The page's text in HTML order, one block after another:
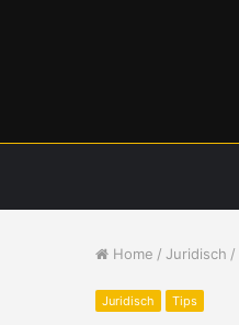
Home / Juridisch /
Juridisch Tips